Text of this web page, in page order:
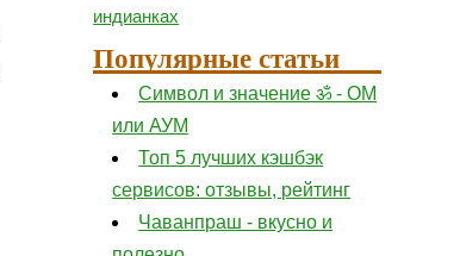
индианках
Популярные статьи
Символ и значение ॐ - ОМ
или АУМ
Топ 5 лучших кэшбэк
сервисов: отзывы, рейтинг
Чаванпраш - вкусно и